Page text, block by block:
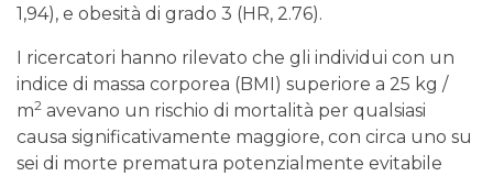
1,94), e obesità di grado 3 (HR, 2.76).
I ricercatori hanno rilevato che gli individui con un
indice di massa corporea (BMI) superiore a 25 kg /
m2 avevano un rischio di mortalità per qualsiasi
causa significativamente maggiore, con circa uno su
sei di morte prematura potenzialmente evitabile